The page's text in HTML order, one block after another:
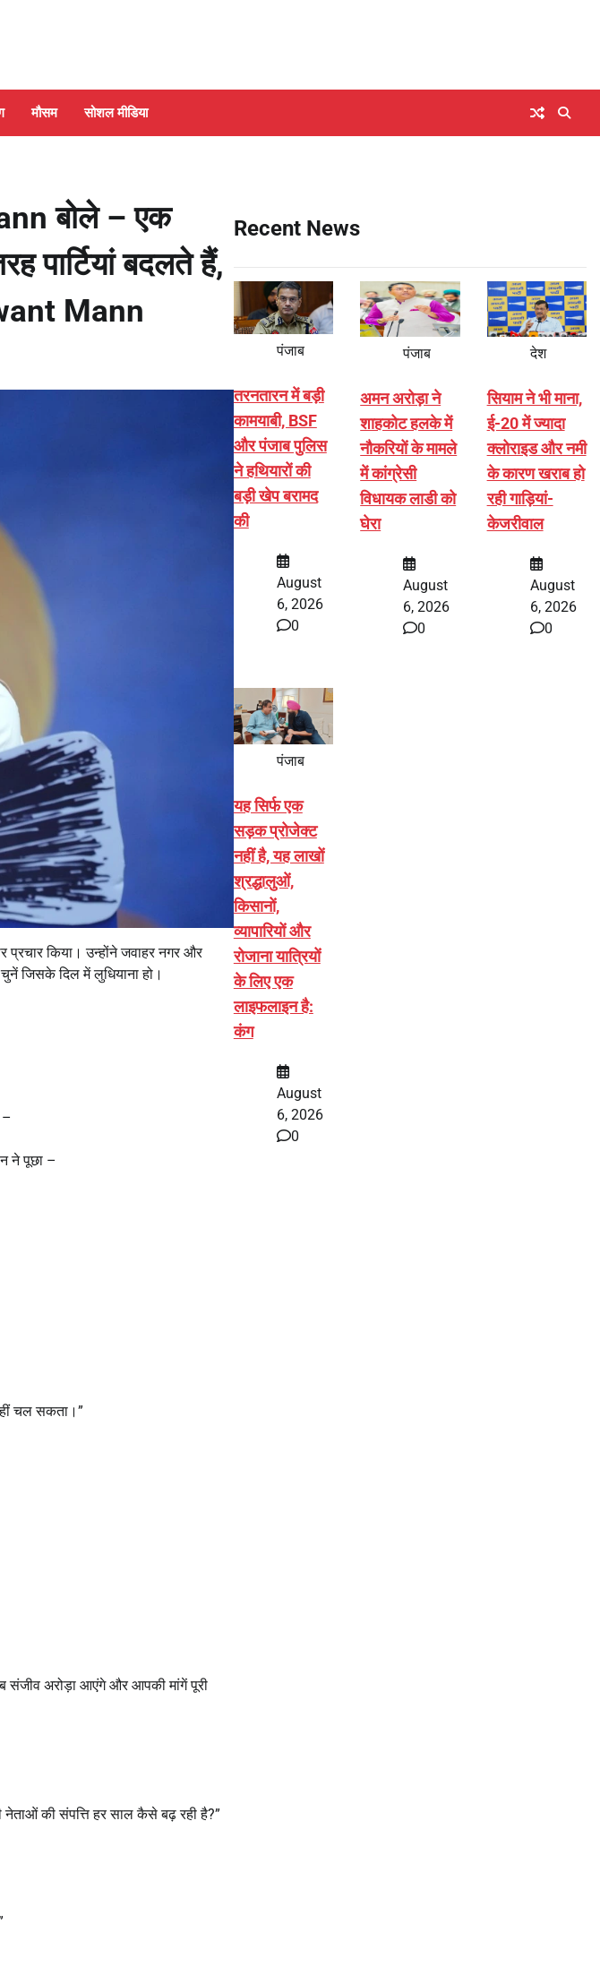
मौसम सोशल मीडिया
बोले – एक
पार्टियां बदलते हैं,
Mann
प्रचार किया। उन्होंने जवाहर नगर और
जिसके दिल में लुधियाना हो।
ने पूछा –
चल सकता।”
संजीव अरोड़ा आएंगे और आपकी मांगें पूरी
की संपत्ति हर साल कैसे बढ़ रही है?”
Recent News
पंजाब
तरनतारन में बड़ी
कामयाबी, BSF
और पंजाब पुलिस
ने हथियारों की
बड़ी खेप बरामद
की
August
6, 2026
0
पंजाब
अमन अरोड़ा ने
शाहकोट हलके में
नौकरियों के मामले
में कांग्रेसी
विधायक लाडी को
घेरा
August
6, 2026
0
देश
सियाम ने भी माना,
ई-20 में ज्यादा
क्लोराइड और नमी
के कारण खराब हो
रही गाड़ियां-
केजरीवाल
August
6, 2026
0
पंजाब
यह सिर्फ एक
सड़क प्रोजेक्ट
नहीं है, यह लाखों
श्रद्धालुओं,
किसानों,
व्यापारियों और
रोजाना यात्रियों
के लिए एक
लाइफलाइन है:
कंग
August
6, 2026
0